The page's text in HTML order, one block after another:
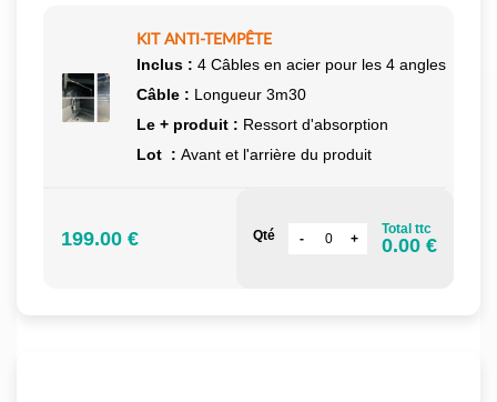
KIT ANTI-TEMPÊTE
Inclus : 4 Câbles en acier pour les 4 angles
Câble : Longueur 3m30
Le + produit : Ressort d'absorption
Lot : Avant et l'arrière du produit
199.00 € Qté Total ttc
0.00 €